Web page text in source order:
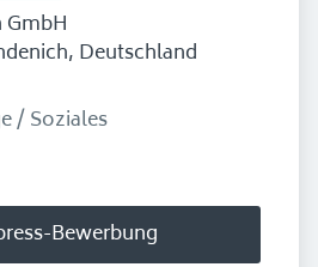
Deutschland
/ Soziales
Bewerbung